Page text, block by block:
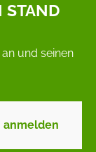
STAND
und seinen
anmelden